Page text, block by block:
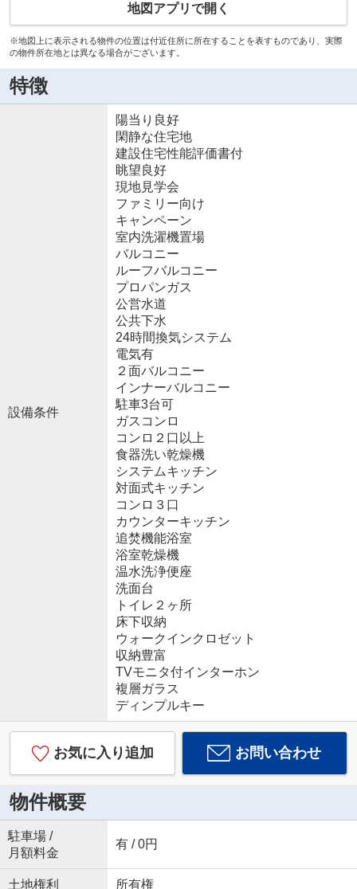
地図アプリで開く
※地図上に表示される物件の位置は付近住所に所在することを表すものであり、実際
の物件所在地とは異なる場合がございます。
特徴
設備条件
陽当り良好
閑静な住宅地
建設住宅性能評価書付
眺望良好
現地見学会
ファミリー向け
キャンペーン
室内洗濯機置場
バルコニー
ルーフバルコニー
プロパンガス
公営水道
公共下水
24時間換気システム
電気有
２面バルコニー
インナーバルコニー
駐車3台可
ガスコンロ
コンロ２口以上
食器洗い乾燥機
システムキッチン
対面式キッチン
コンロ３口
カウンターキッチン
追焚機能浴室
浴室乾燥機
温水洗浄便座
洗面台
トイレ２ヶ所
床下収納
ウォークインクロゼット
収納豊富
TVモニタ付インターホン
複層ガラス
ディンプルキー
お気に入り追加 お問い合わせ
物件概要
駐車場 /
月額料金
有 / 0円
土地権利 所有権